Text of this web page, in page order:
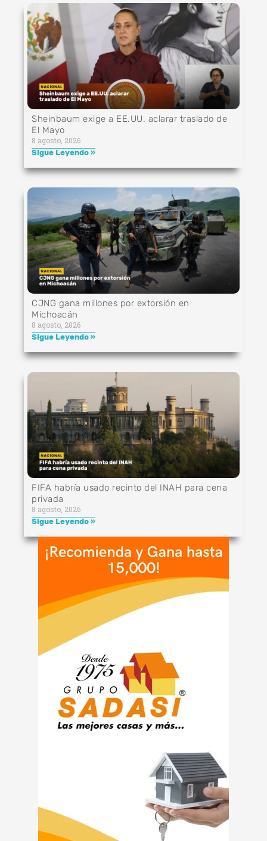
Sheinbaum exige a EE.UU. aclarar traslado de
El Mayo
8 agosto, 2026
Sigue Leyendo »
CJNG gana millones por extorsión en
Michoacán
8 agosto, 2026
Sigue Leyendo »
FIFA habría usado recinto del INAH para cena
privada
8 agosto, 2026
Sigue Leyendo »